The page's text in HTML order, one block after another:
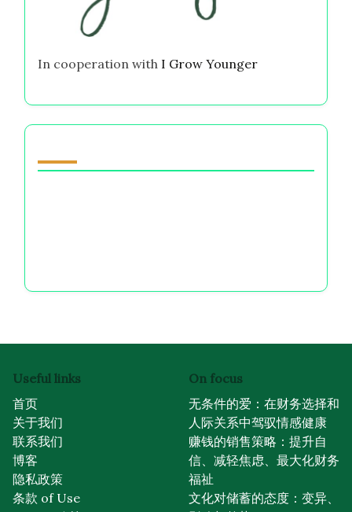
In cooperation with I Grow Younger
Useful links
首页
关于我们
联系我们
博客
隐私政策
条款 of Use
On focus
无条件的爱：在财务选择和
人际关系中驾驭情感健康
赚钱的销售策略：提升自
信、减轻焦虑、最大化财务
福祉
文化对储蓄的态度：变异、